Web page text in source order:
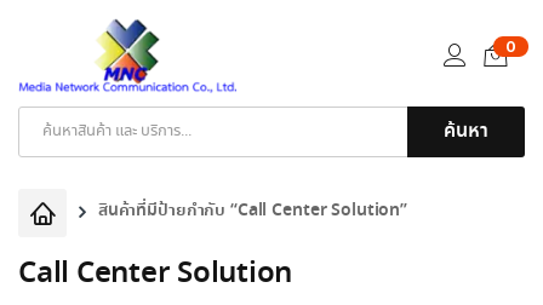
ค้นหา
0
สินค้าที่มีป้ายกำกับ “Call Center Solution”
Call Center Solution